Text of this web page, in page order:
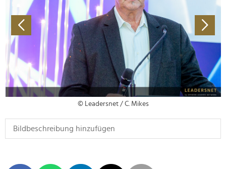
© Leadersnet / C. Mikes